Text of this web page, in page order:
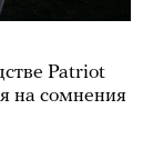
Patriot
на сомнения